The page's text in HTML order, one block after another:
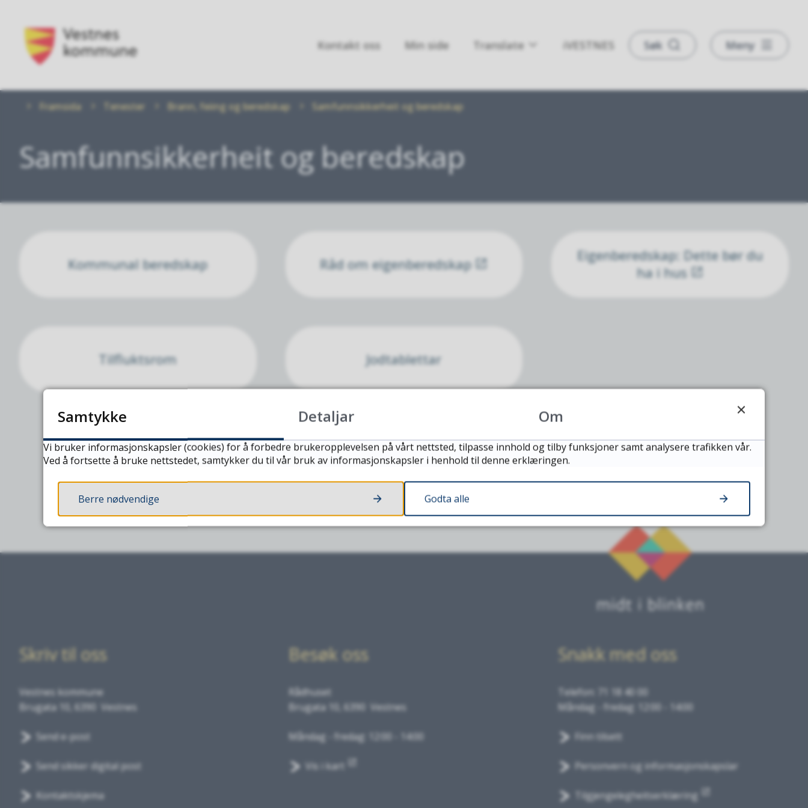
Kontakt oss Min side Translate iVESTNES Søk Meny
Framsida Tenester Brann, feiing og beredskap Samfunnsikkerheit og beredskap
Samfunnsikkerheit og beredskap
Kommunal beredskap Råd om eigenberedskap
Eigenberedskap: Dette bør du
ha i hus
Tilfluktsrom Jodtablettar
Fann du det du leita etter?
JA NEI
Skriv til oss
Vestnes kommune
Brugata 10, 6390 Vestnes
Send e-post
Send sikker digital post
Kontaktskjema
Besøk oss
Rådhuset
Brugata 10, 6390 Vestnes
Måndag - fredag: 12:00 - 14:00
Vis i kart
Snakk med oss
Telefon: 71 18 40 00
Måndag - fredag: 12:00 - 14:00
Finn tilsett
Personvern og informasjonskapslar
Tilgjengelegheitserklæring
Samtykke Detaljar Om
Vi bruker informasjonskapsler (cookies) for å forbedre brukeropplevelsen på vårt nettsted, tilpasse innhold og tilby funksjoner samt analysere trafikken vår.
Ved å fortsette å bruke nettstedet, samtykker du til vår bruk av informasjonskapsler i henhold til denne erklæringen.
Berre nødvendige Godta alle